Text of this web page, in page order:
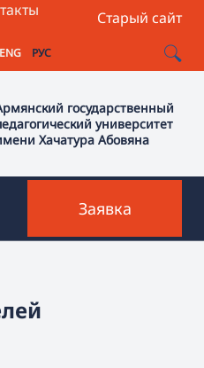
Старый сайт
ENG РУС
государственный
университет
Хачатура Абовяна
Заявка